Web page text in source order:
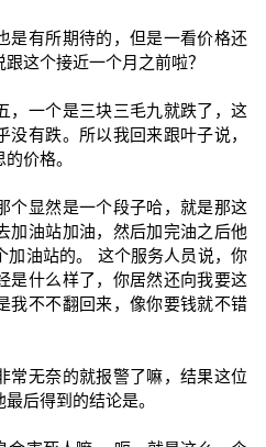
是有所期待的，但是一看价格还
这个接近一个月之前啦？
，一个是三块三毛九就跌了，这
有跌。所以我回来跟叶子说，
价格。
个显然是一个段子哈，就是那这
加油站加油，然后加完油之后他
加油站的。 这个服务人员说，你
是什么样了，你居然还向我要这
我不不翻回来，像你要钱就不错
常无奈的就报警了嘛，结果这位
后得到的结论是。